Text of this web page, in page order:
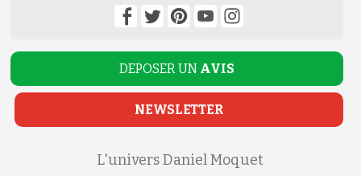
DEPOSER UN AVIS
NEWSLETTER
L'univers Daniel Moquet